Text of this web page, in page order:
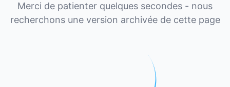
Merci de patienter quelques secondes - nous
recherchons une version archivée de cette page